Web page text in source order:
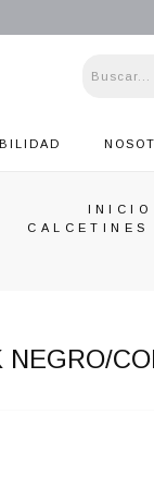
INICIO
CALCETINES